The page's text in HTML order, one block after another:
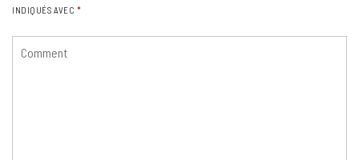
INDIQUÉS AVEC *